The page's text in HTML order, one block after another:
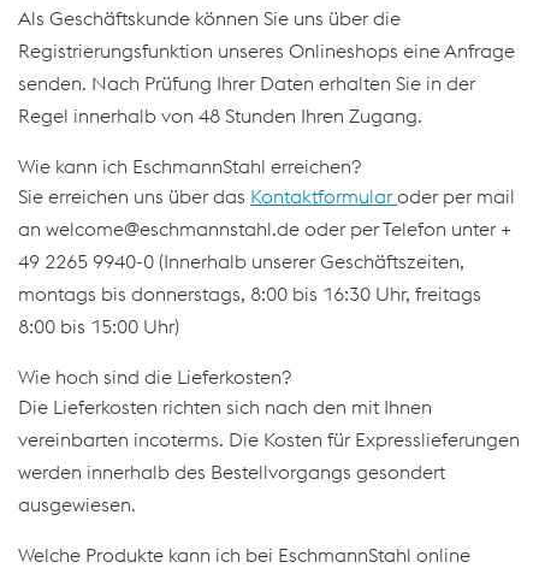
Als Geschäftskunde können Sie uns über die
Registrierungsfunktion unseres Onlineshops eine Anfrage
senden. Nach Prüfung Ihrer Daten erhalten Sie in der
Regel innerhalb von 48 Stunden Ihren Zugang.
Wie kann ich EschmannStahl erreichen?
Sie erreichen uns über das Kontaktformularoder per mail
an welcome@eschmannstahl.de oder per Telefon unter +
49 2265 9940-0 (Innerhalb unserer Geschäftszeiten,
montags bis donnerstags, 8:00 bis 16:30 Uhr, freitags
8:00 bis 15:00 Uhr)
Wie hoch sind die Lieferkosten?
Die Lieferkosten richten sich nach den mit Ihnen
vereinbarten incoterms. Die Kosten für Expresslieferungen
werden innerhalb des Bestellvorgangs gesondert
ausgewiesen.
Welche Produkte kann ich bei EschmannStahl online